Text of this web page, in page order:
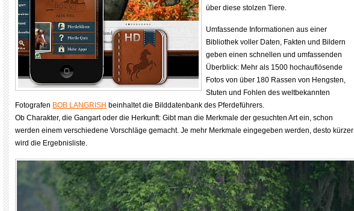
über diese stolzen Tiere.
Umfassende Informationen aus einer
Bibliothek voller Daten, Fakten und Bildern
geben einen schnellen und umfassenden
Überblick: Mehr als 1500 hochauflösende
Fotos von über 180 Rassen von Hengsten,
Stuten und Fohlen des weltbekannten
Fotografen BOB LANGRISH beinhaltet die Bilddatenbank des Pferdeführers.
Ob Charakter, die Gangart oder die Herkunft: Gibt man die Merkmale der gesuchten Art ein, schon
werden einem verschiedene Vorschläge gemacht. Je mehr Merkmale eingegeben werden, desto kürzer
wird die Ergebnisliste.